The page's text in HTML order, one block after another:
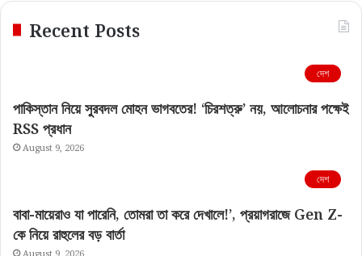
Recent Posts
দেশ
পাকিস্তান নিয়ে সুরবদল মোহন ভাগবতের! ‘চিরশত্রু’ নয়, আলোচনার পক্ষেই
RSS প্রধান
August 9, 2026
দেশ
বাবা-মায়েরাও যা পারেনি, তোমরা তা করে দেখালে!’, প্রয়াগরাজে Gen Z-
কে নিয়ে রাহুলের বড় বার্তা
August 9, 2026